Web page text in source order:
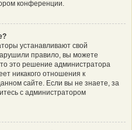
конференции.
устанавливают свой
правило, вы можете
это решение администратора
никакого отношения к
сайте. Если вы не знаете, за
с администратором